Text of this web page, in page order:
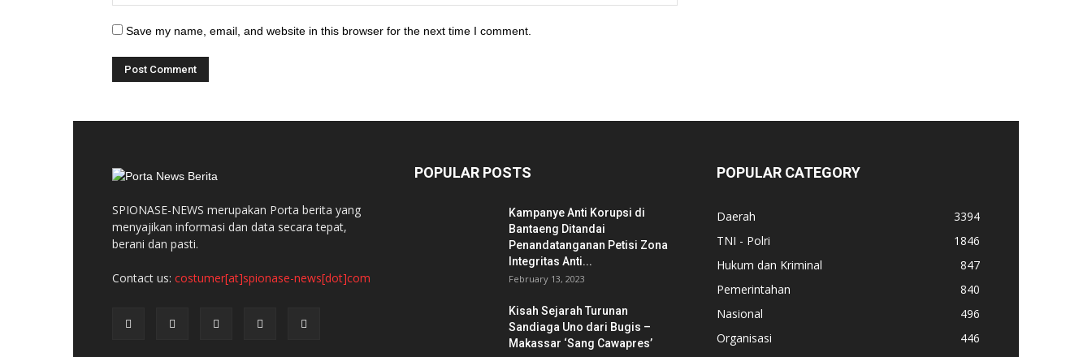
Save my name, email, and website in this browser for the next time I comment.
SPIONASE-NEWS merupakan Porta berita yang
menyajikan informasi dan data secara tepat,
berani dan pasti.
Contact us: costumer[at]spionase-news[dot]com
POPULAR POSTS
Kampanye Anti Korupsi di
Bantaeng Ditandai
Penandatanganan Petisi Zona
Integritas Anti...
February 13, 2023
Kisah Sejarah Turunan
Sandiaga Uno dari Bugis –
Makassar ‘Sang Cawapres’
POPULAR CATEGORY
Daerah
3394
TNI - Polri
1846
Hukum dan Kriminal
847
Pemerintahan
840
Nasional
496
Organisasi
446